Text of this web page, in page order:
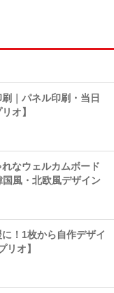
｜パネル印刷・当日
オ】
れなウェルカムボード
風・北欧風デザイン
！1枚から自作デザイ
リオ】